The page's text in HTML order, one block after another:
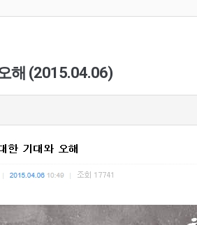
해 (2015.04.06)